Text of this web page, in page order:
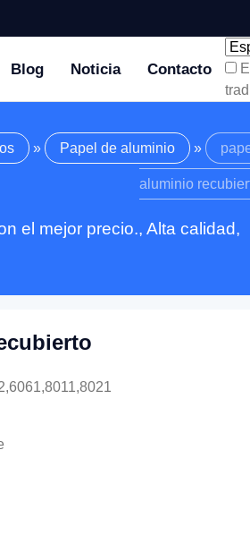
Blog Noticia Contacto
» Papel de aluminio »
aluminio
el mejor precio., Alta calidad,